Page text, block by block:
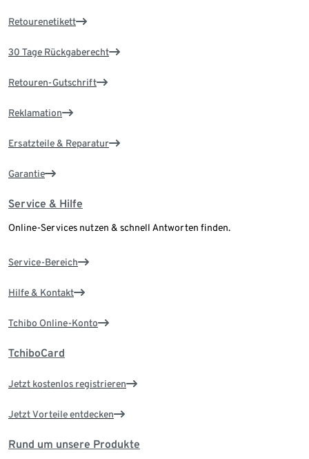
Retourenetikett
30 Tage Rückgaberecht
Retouren-Gutschrift
Reklamation
Ersatzteile & Reparatur
Garantie
Service & Hilfe
Online-Services nutzen & schnell Antworten finden.
Service-Bereich
Hilfe & Kontakt
Tchibo Online-Konto
TchiboCard
Jetzt kostenlos registrieren
Jetzt Vorteile entdecken
Rund um unsere Produkte